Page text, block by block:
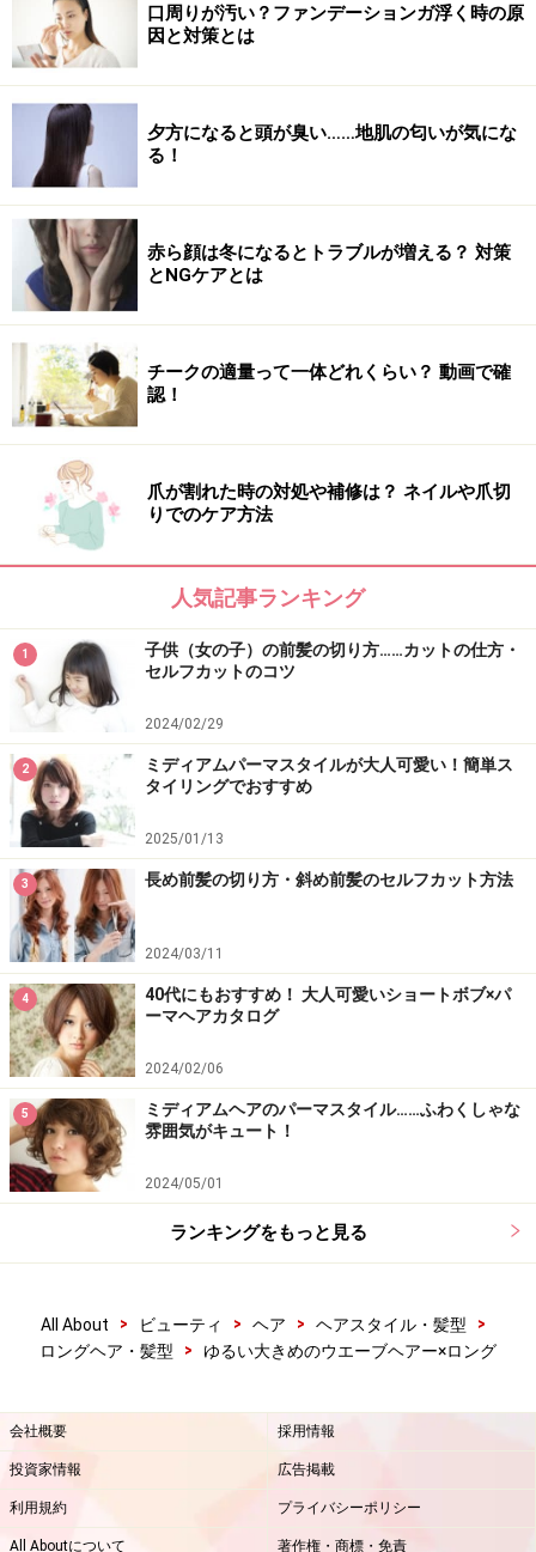
口周りが汚い？ファンデーションガ浮く時の原
因と対策とは
夕方になると頭が臭い……地肌の匂いが気にな
る！
赤ら顔は冬になるとトラブルが増える？ 対策
とNGケアとは
チークの適量って一体どれくらい？ 動画で確
認！
爪が割れた時の対処や補修は？ ネイルや爪切
りでのケア方法
人気記事ランキング
1
子供（女の子）の前髪の切り方……カットの仕方・
セルフカットのコツ
2024/02/29
2
ミディアムパーマスタイルが大人可愛い！簡単ス
タイリングでおすすめ
2025/01/13
3 長め前髪の切り方・斜め前髪のセルフカット方法
2024/03/11
4
40代にもおすすめ！ 大人可愛いショートボブ×パ
ーマヘアカタログ
2024/02/06
5
ミディアムヘアのパーマスタイル……ふわくしゃな
雰囲気がキュート！
2024/05/01
ランキングをもっと見る
All About > ビューティ > ヘア > ヘアスタイル・髪型
>
ロングヘア・髪型
> ゆるい大きめのウエーブヘアー×ロング
会社概要 採用情報
投資家情報 広告掲載
利用規約 プライバシーポリシー
All Aboutについて 著作権・商標・免責